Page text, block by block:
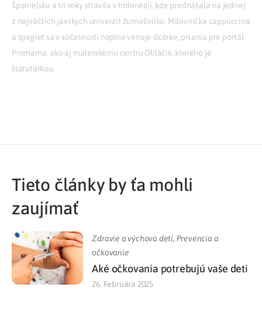
Španielsku a tri roky strávila v Indonézii, kde prednášala na jednej
z najväčších jávskych univerzít žurnalistiku. Milovníčka cappuccina
a špagiet sa v súčasnosti naplno venuje dcérke, písaniu pre portál
Promama, ako aj materskému centru Obláčik, ktorého je
štatutárkou.
Tieto články by ťa mohli
zaujímať
Zdravie a výchova detí, Prevencia a
očkovanie
Aké očkovania potrebujú vaše deti
26. Februára 2025